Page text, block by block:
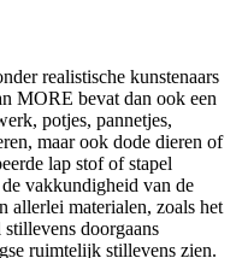
realistische kunstenaars
MORE bevat dan ook een
potjes, pannetjes,
maar ook dode dieren of
lap stof of stapel
vakkundigheid van de
allerlei materialen, zoals het
doorgaans
ruimtelijk stillevens zien.